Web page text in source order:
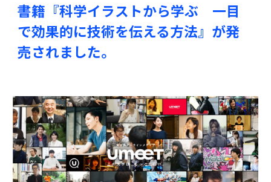
書籍『科学イラストから学ぶ 一目
で効果的に技術を伝える方法』が発
売されました。